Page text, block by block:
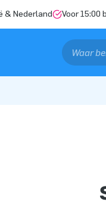
& Nederland Voor 15:00